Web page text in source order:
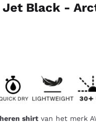
Jet Black -
heren shirtvan het merk